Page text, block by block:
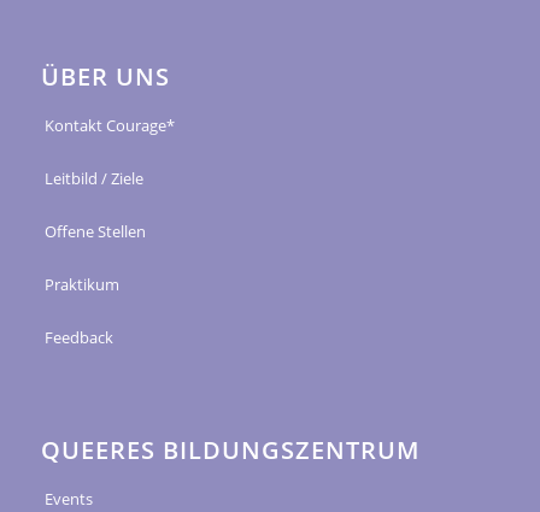
ÜBER UNS
Kontakt Courage*
Leitbild / Ziele
Offene Stellen
Praktikum
Feedback
QUEERES BILDUNGSZENTRUM
Events